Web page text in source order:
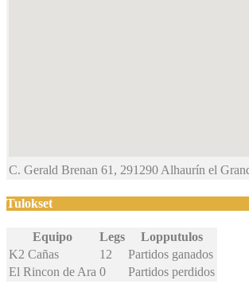
C. Gerald Brenan 61, 291290 Alhaurín el
Tulokset
Equipo Legs
Lopputulos
K2 Cañas
12
Partidos ganados
El Rincon de Ara 0 Partidos perdidos